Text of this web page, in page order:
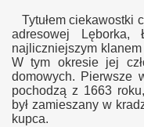
Tytułem ciekawostki
adresowej
najliczniejszym
W tym okresie jej
domowych. Pierwsze
pochodzą z 1663
był zamieszany w
kupca.